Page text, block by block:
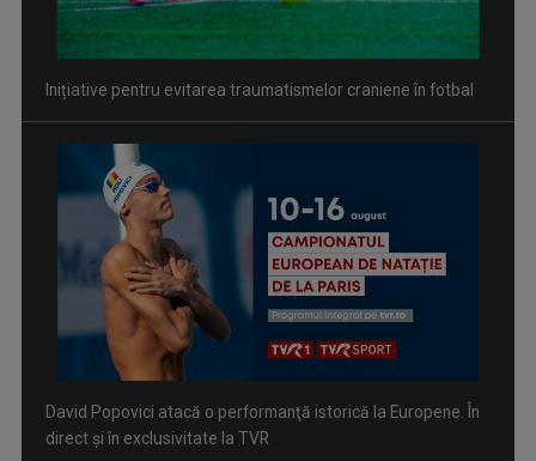
Inițiative pentru evitarea traumatismelor craniene în fotbal
David Popovici atacă o performanţă istorică la Europene. În
direct şi în exclusivitate la TVR